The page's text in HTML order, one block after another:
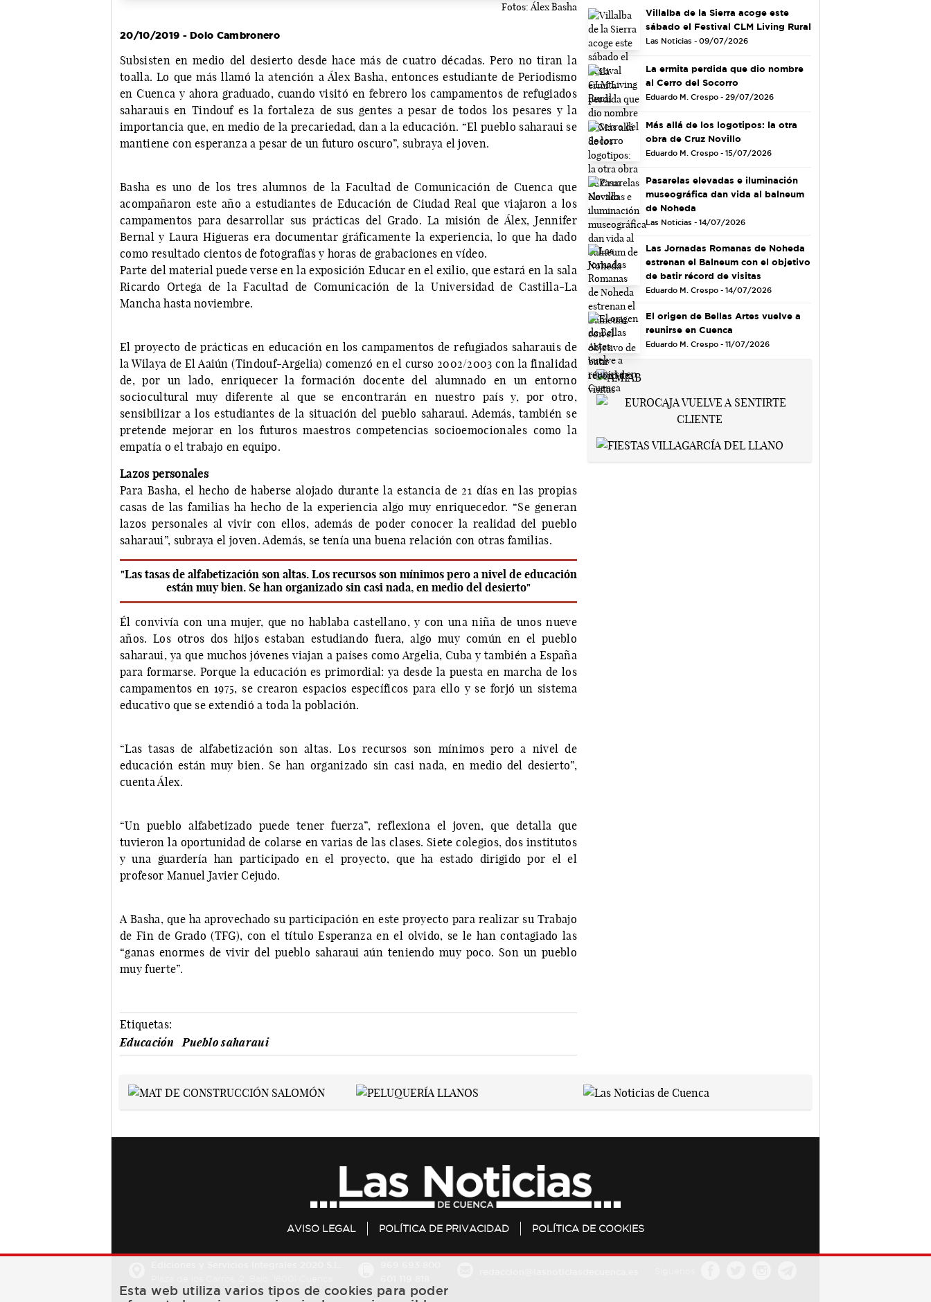
Fotos: Álex Basha
20/10/2019 - Dolo Cambronero
Subsisten en medio del desierto desde hace más de cuatro décadas. Pero no tiran la
toalla. Lo que más llamó la atención a Álex Basha, entonces estudiante de Periodismo
en Cuenca y ahora graduado, cuando visitó en febrero los campamentos de refugiados
saharauis en Tindouf es la fortaleza de sus gentes a pesar de todos los pesares y la
importancia que, en medio de la precariedad, dan a la educación. “El pueblo saharaui se
mantiene con esperanza a pesar de un futuro oscuro”, subraya el joven.
Basha es uno de los tres alumnos de la Facultad de Comunicación de Cuenca que
acompañaron este año a estudiantes de Educación de Ciudad Real que viajaron a los
campamentos para desarrollar sus prácticas del Grado. La misión de Álex, Jennifer
Bernal y Laura Higueras era documentar gráficamente la experiencia, lo que ha dado
como resultado cientos de fotografías y horas de grabaciones en vídeo.
Parte del material puede verse en la exposición Educar en el exilio, que estará en la sala
Ricardo Ortega de la Facultad de Comunicación de la Universidad de Castilla-La
Mancha hasta noviembre.
El proyecto de prácticas en educación en los campamentos de refugiados saharauis de
la Wilaya de El Aaiún (Tindouf-Argelia) comenzó en el curso 2002/2003 con la finalidad
de, por un lado, enriquecer la formación docente del alumnado en un entorno
sociocultural muy diferente al que se encontrarán en nuestro país y, por otro,
sensibilizar a los estudiantes de la situación del pueblo saharaui. Además, también se
pretende mejorar en los futuros maestros competencias socioemocionales como la
empatía o el trabajo en equipo.
Lazos personales
Para Basha, el hecho de haberse alojado durante la estancia de 21 días en las propias
casas de las familias ha hecho de la experiencia algo muy enriquecedor. “Se generan
lazos personales al vivir con ellos, además de poder conocer la realidad del pueblo
saharaui”, subraya el joven. Además, se tenía una buena relación con otras familias.
"Las tasas de alfabetización son altas. Los recursos son mínimos pero a nivel de educación
están muy bien. Se han organizado sin casi nada, en medio del desierto"
Él convivía con una mujer, que no hablaba castellano, y con una niña de unos nueve
años. Los otros dos hijos estaban estudiando fuera, algo muy común en el pueblo
saharaui, ya que muchos jóvenes viajan a países como Argelia, Cuba y también a España
para formarse. Porque la educación es primordial: ya desde la puesta en marcha de los
campamentos en 1975, se crearon espacios específicos para ello y se forjó un sistema
educativo que se extendió a toda la población.
“Las tasas de alfabetización son altas. Los recursos son mínimos pero a nivel de
educación están muy bien. Se han organizado sin casi nada, en medio del desierto”,
cuenta Álex.
“Un pueblo alfabetizado puede tener fuerza”, reflexiona el joven, que detalla que
tuvieron la oportunidad de colarse en varias de las clases. Siete colegios, dos institutos
y una guardería han participado en el proyecto, que ha estado dirigido por el el
profesor Manuel Javier Cejudo.
A Basha, que ha aprovechado su participación en este proyecto para realizar su Trabajo
de Fin de Grado (TFG), con el título Esperanza en el olvido, se le han contagiado las
“ganas enormes de vivir del pueblo saharaui aún teniendo muy poco. Son un pueblo
muy fuerte”.
Etiquetas:
Educación
Pueblo saharaui
Villalba de la Sierra acoge este
sábado el Festival CLM Living Rural
Las Noticias - 09/07/2026
La ermita perdida que dio nombre
al Cerro del Socorro
Eduardo M. Crespo - 29/07/2026
Más allá de los logotipos: la otra
obra de Cruz Novillo
Eduardo M. Crespo - 15/07/2026
Pasarelas elevadas e iluminación
museográfica dan vida al balneum
de Noheda
Las Noticias - 14/07/2026
Las Jornadas Romanas de Noheda
estrenan el Balneum con el objetivo
de batir récord de visitas
Eduardo M. Crespo - 14/07/2026
El origen de Bellas Artes vuelve a
reunirse en Cuenca
Eduardo M. Crespo - 11/07/2026
AVISO LEGAL POLÍTICA DE PRIVACIDAD POLÍTICA DE COOKIES
Esta web utiliza varios tipos de cookies para poder